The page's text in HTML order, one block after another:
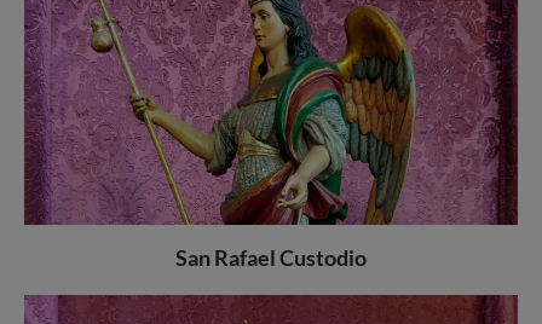
San Rafael Custodio